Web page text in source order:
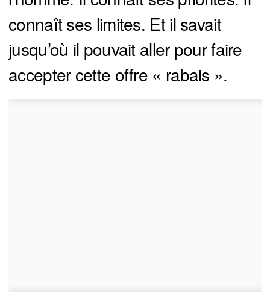
connaît ses limites. Et il savait
jusqu’où il pouvait aller pour faire
accepter cette offre « rabais ».